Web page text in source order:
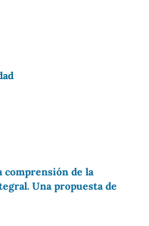
comprensión de la
Una propuesta de